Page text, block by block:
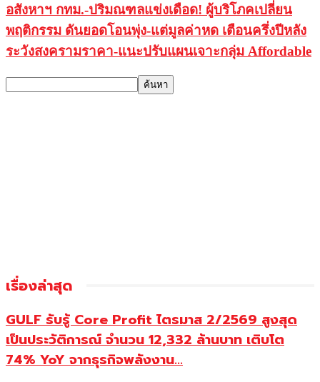
อสังหาฯ กทม.-ปริมณฑลแข่งเดือด! ผู้บริโภคเปลี่ยน
พฤติกรรม ดันยอดโอนพุ่ง-แต่มูลค่าหด เตือนครึ่งปีหลัง
ระวังสงครามราคา-แนะปรับแผนเจาะกลุ่ม Affordable
เรื่องล่าสุด
GULF รับรู้ Core Profit ไตรมาส 2/2569 สูงสุด
เป็นประวัติการณ์ จำนวน 12,332 ล้านบาท เติบโต
74% YoY จากธุรกิจพลังงาน...